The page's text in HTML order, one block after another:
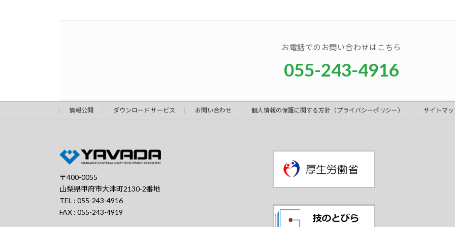
お電話でのお問い合わせはこちら
055-243-4916
情報公開 ダウンロード サービス お問い合わせ 個人情報の保護に関する方針（プライバシーポリシー） サイトマ
〒400-0055
山梨県甲府市大津町2130-2番地
TEL : 055-243-4916
FAX : 055-243-4919